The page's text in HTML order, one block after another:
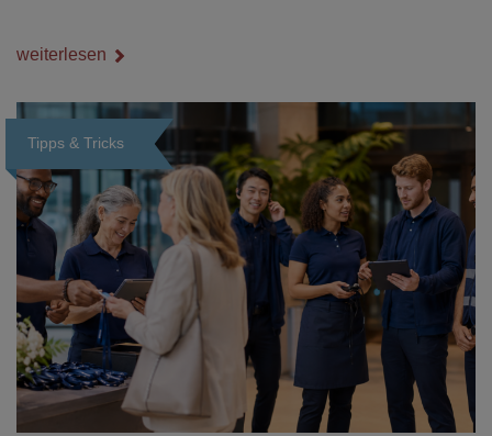
weiterlesen
Tipps & Tricks
Loading...